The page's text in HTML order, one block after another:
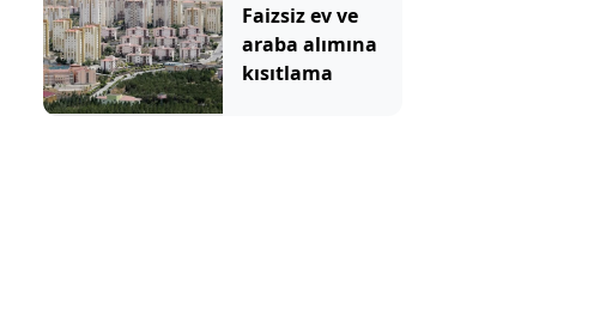
Faizsiz ev ve
araba alımına
kısıtlama